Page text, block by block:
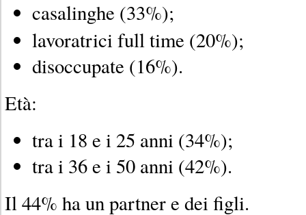
casalinghe (33%);
lavoratrici full time (20%);
disoccupate (16%).
Età:
tra i 18 e i 25 anni (34%);
tra i 36 e i 50 anni (42%).
Il 44% ha un partner e dei figli.